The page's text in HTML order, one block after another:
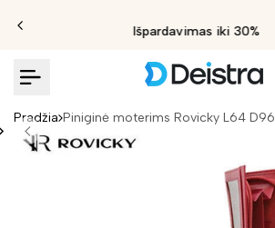
Išpardavimas iki 30%
Pradžia Piniginė moterims Rovicky L64 D96